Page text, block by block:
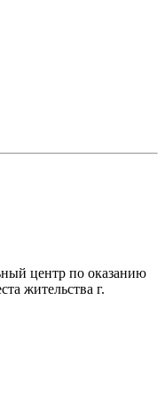
центр по оказанию
жительства г.